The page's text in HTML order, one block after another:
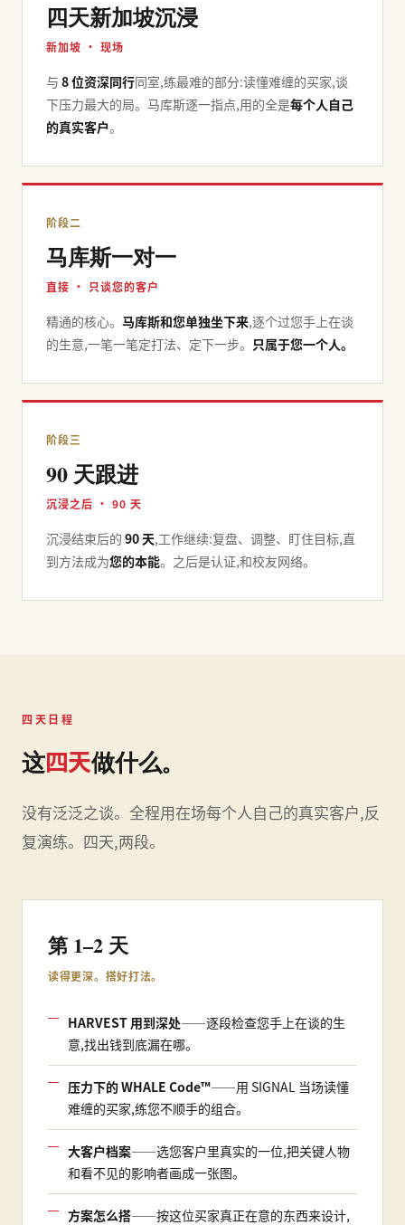
四天新加坡沉浸
新加坡 · 现场
与 8 位资深同行同室,练最难的部分:读懂难缠的买家,谈
下压力最大的局。马库斯逐一指点,用的全是每个人自己
的真实客户。
阶段二
马库斯一对一
直接 · 只谈您的客户
精通的核心。 马库斯和您单独坐下来,逐个过您手上在谈
的生意,一笔一笔定打法、定下一步。 只属于您一个人。
阶段三
90 天跟进
沉浸之后 · 90 天
沉浸结束后的 90 天,工作继续:复盘、调整、盯住目标,直
到方法成为您的本能。之后是认证,和校友网络。
四天日程
这四天做什么。
没有泛泛之谈。全程用在场每个人自己的真实客户,反
复演练。四天,两段。
第 1–2 天
读得更深。搭好打法。
HARVEST 用到深处——逐段检查您手上在谈的生
意,找出钱到底漏在哪。
压力下的 WHALE Code™——用 SIGNAL 当场读懂
难缠的买家,练您不顺手的组合。
大客户档案——选您客户里真实的一位,把关键人物
和看不见的影响者画成一张图。
方案怎么搭——按这位买家真正在意的东西来设计,